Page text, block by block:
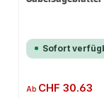
Sofort
Regulärer Preis:
Ab CHF 30.63